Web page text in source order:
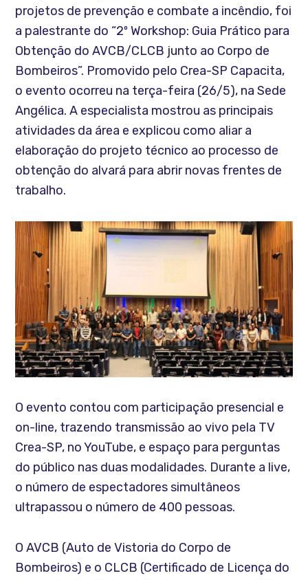
projetos de prevenção e combate a incêndio, foi
a palestrante do “2º Workshop: Guia Prático para
Obtenção do AVCB/CLCB junto ao Corpo de
Bombeiros”. Promovido pelo Crea-SP Capacita,
o evento ocorreu na terça-feira (26/5), na Sede
Angélica. A especialista mostrou as principais
atividades da área e explicou como aliar a
elaboração do projeto técnico ao processo de
obtenção do alvará para abrir novas frentes de
trabalho.
O evento contou com participação presencial e
on-line, trazendo transmissão ao vivo pela TV
Crea-SP, no YouTube, e espaço para perguntas
do público nas duas modalidades. Durante a live,
o número de espectadores simultâneos
ultrapassou o número de 400 pessoas.
O AVCB (Auto de Vistoria do Corpo de
Bombeiros) e o CLCB (Certificado de Licença do